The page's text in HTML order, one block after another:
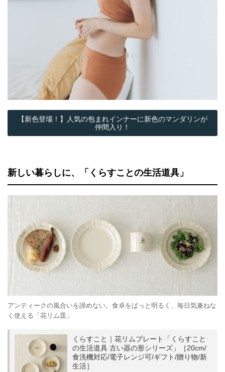
【新色登場！】人気の包まれインナーに新色のマンダリンが
仲間入り！
新しい暮らしに、「くらすことの生活道具」
アンティークの風合いを諦めない。食卓をぱっと明るく、毎日気兼ねな
く使える「花リム皿」
くらすこと｜花リムプレート「くらすこと
の生活道具 古い器の形シリーズ」［20cm/
食洗機対応/電子レンジ可/ギフト/贈り物/新
生活］